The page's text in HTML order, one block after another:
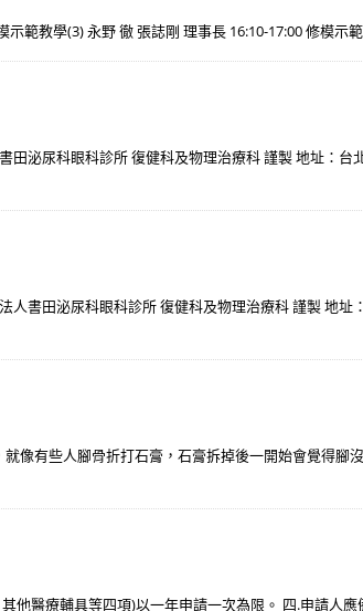
範教學(3) 永野 徹 張誌剛 理事長 16:10-17:00 修模示
泌尿科眼科診所 復健科及物理治療科 謹製 地址：台
書田泌尿科眼科診所 復健科及物理治療科 謹製 地址
像有些人腳骨折打石膏，石膏拆掉後一開始會覺得腳
他醫療輔具等四項)以一年申請一次為限。 四.申請人